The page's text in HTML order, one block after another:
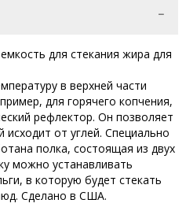
для стекания жира для
в верхней части
для горячего копчения,
рефлектор. Он позволяет
от углей. Специально
полка, состоящая из двух
можно устанавливать
в которую будет стекать
Сделано в США.